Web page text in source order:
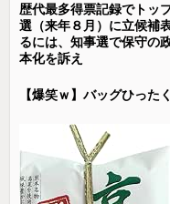
歴代最多得票記録でトッ
選（来年８月）に立候補
るには、知事選で保守の
本化を訴え
【爆笑ｗ】バッグひった